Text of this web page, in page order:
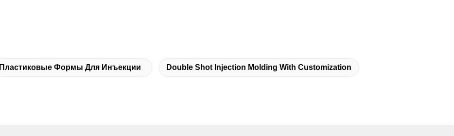
Пластиковые Формы Для Инъекции Double Shot Injection Molding With Customization